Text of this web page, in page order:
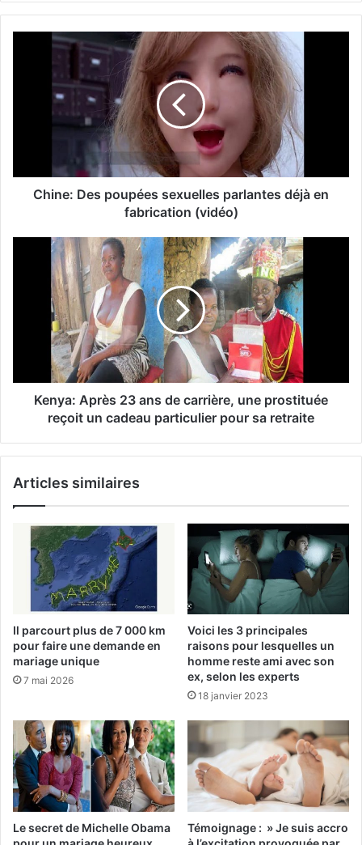
Chine: Des poupées sexuelles parlantes déjà en
fabrication (vidéo)
Kenya: Après 23 ans de carrière, une prostituée
reçoit un cadeau particulier pour sa retraite
Articles similaires
Il parcourt plus de 7 000 km
pour faire une demande en
mariage unique
7 mai 2026
Voici les 3 principales
raisons pour lesquelles un
homme reste ami avec son
ex, selon les experts
18 janvier 2023
Le secret de Michelle Obama
Témoignage : » Je suis accro